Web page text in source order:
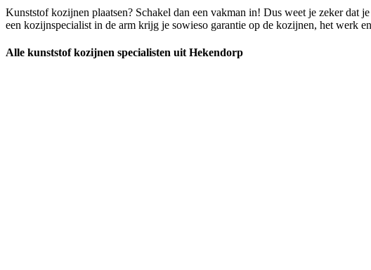
Kunststof kozijnen plaatsen? Schakel dan een vakman in! Dus weet je zeker dat
een kozijnspecialist in de arm krijg je sowieso garantie op de kozijnen, het werk
Alle kunststof kozijnen specialisten uit Hekendorp